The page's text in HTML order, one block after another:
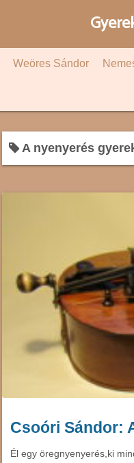
Weöres Sándor
A nyenyerés
Csoóri Sándor:
Él egy öregnyenyerés,ki